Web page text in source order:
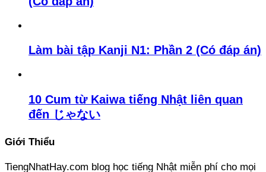
Làm bài tập Kanji N1: Phần 2 (Có đáp án)
10 Cum từ Kaiwa tiếng Nhật liên quan
đến じゃない
Giới Thiểu
TiengNhatHay.com blog học tiếng Nhật miễn phí cho mọi